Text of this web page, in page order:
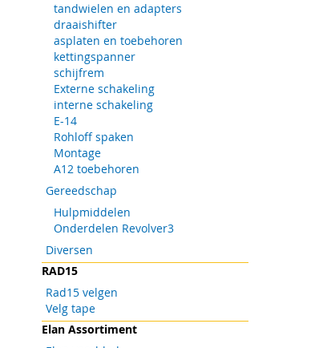
tandwielen en adapters
draaishifter
asplaten en toebehoren
kettingspanner
schijfrem
Externe schakeling
interne schakeling
E-14
Rohloff spaken
Montage
A12 toebehoren
Gereedschap
Hulpmiddelen
Onderdelen Revolver3
Diversen
RAD15
Rad15 velgen
Velg tape
Elan Assortiment